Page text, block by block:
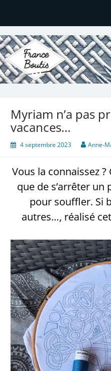
France Boutis
Le site de France Boutis
Myriam n’a pas
vacances…
4 septembre 2023 Anne-
Vous la connaissez ?
que de s’arrêter
pour souffler. Si
autres…, réalisé